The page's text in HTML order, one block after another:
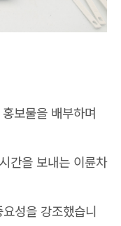
보물을 배부하며
간을 보내는 이륜차
성을 강조했습니